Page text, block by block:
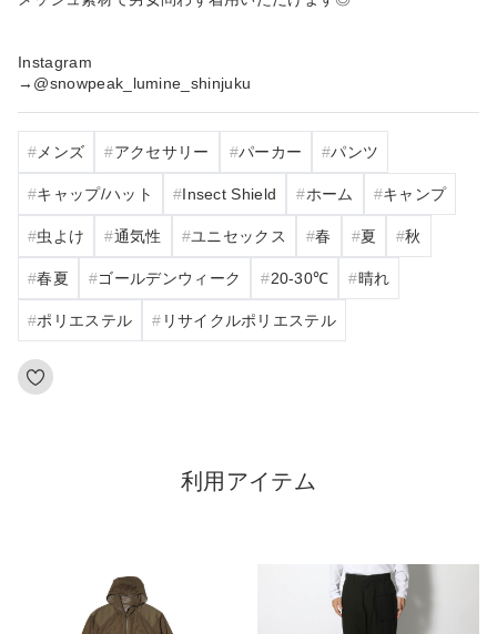
Instagram
→@snowpeak_lumine_shinjuku
メンズ アクセサリー パーカー パンツ
キャップ/ハット Insect Shield ホーム キャンプ
虫よけ 通気性 ユニセックス 春 夏 秋
春夏 ゴールデンウィーク 20‐30℃ 晴れ
ポリエステル リサイクルポリエステル
利用アイテム